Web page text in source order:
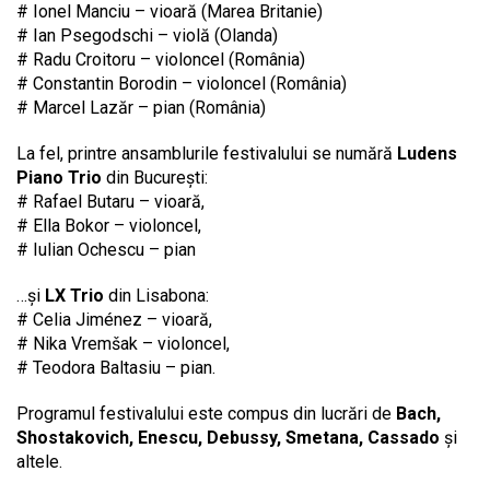
# Ionel Manciu – vioară (Marea Britanie)
# Ian Psegodschi – violă (Olanda)
# Radu Croitoru – violoncel (România)
# Constantin Borodin – violoncel (România)
# Marcel Lazăr – pian (România)
La fel, printre ansamblurile festivalului se numără Ludens
Piano Trio din București:
# Rafael Butaru – vioară,
# Ella Bokor – violoncel,
# Iulian Ochescu – pian
…și LX Trio din Lisabona:
# Celia Jiménez – vioară,
# Nika Vremšak – violoncel,
# Teodora Baltasiu – pian.
Programul festivalului este compus din lucrări de Bach,
Shostakovich, Enescu, Debussy, Smetana, Cassado și
altele.